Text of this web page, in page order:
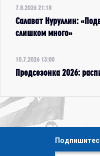
7.8.2026 21:18
Салават Нуруллин:
слишком много»
10.7.2026 13:00
Предсезонка 2026: